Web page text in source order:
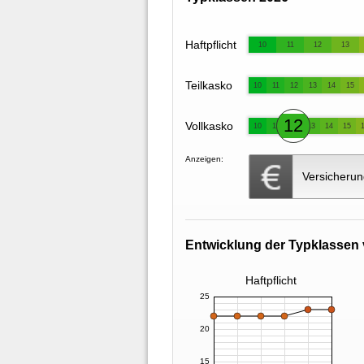
Haftpflicht 10 11 12 13
Teilkasko 10 11 12 13 14 15
Vollkasko 10 11 12 13 14 15
Anzeigen:
Entwicklung der Typklassen
Haftpflicht
15
20
25